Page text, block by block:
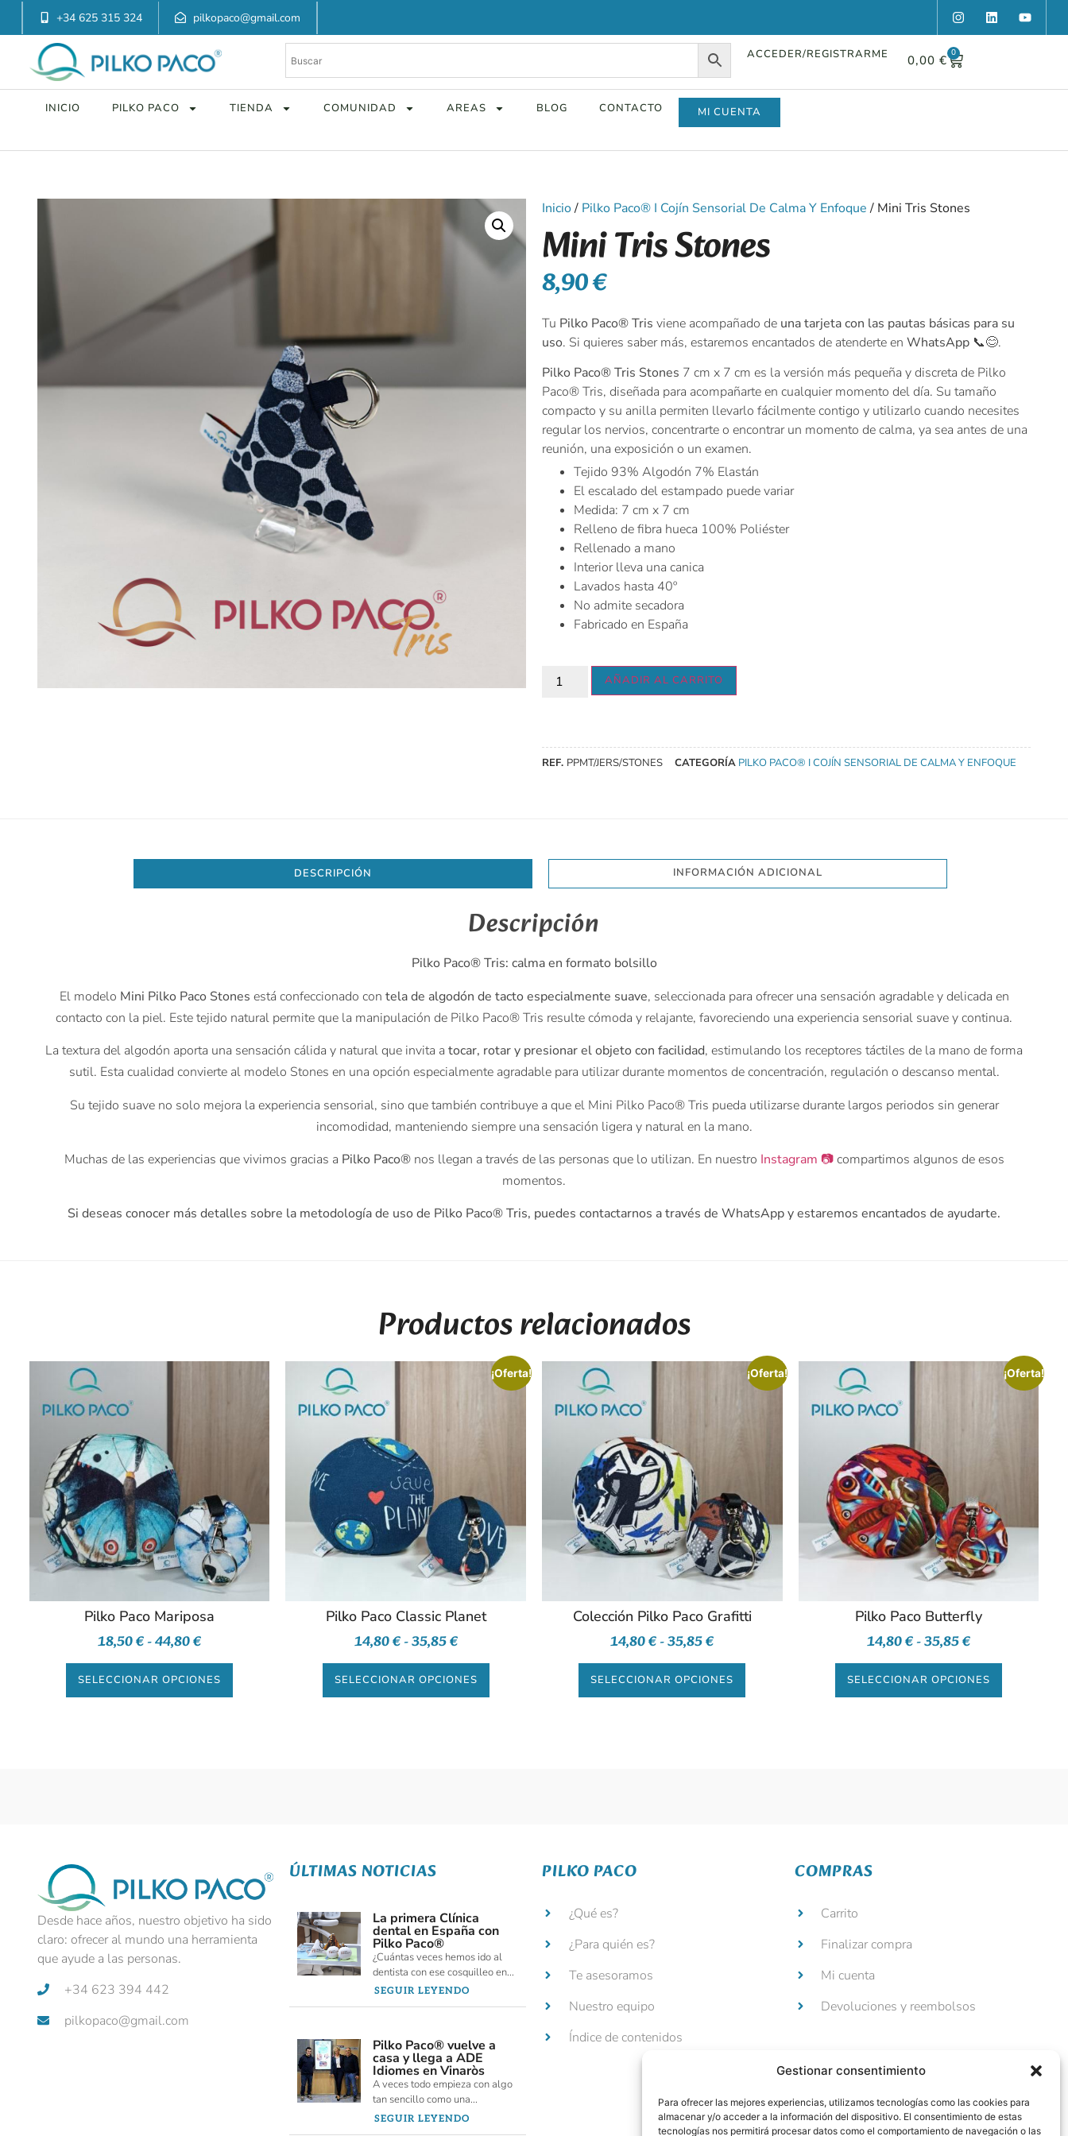
Gestionar consentimiento
Para ofrecer las mejores experiencias, utilizamos tecnologías como las cookies para
almacenar y/o acceder a la información del dispositivo. El consentimiento de estas
tecnologías nos permitirá procesar datos como el comportamiento de navegación o las
+34 625 315 324 pilkopaco@gmail.com
ACCEDER/REGISTRARME 0,00€ 0
INICIO PILKO PACO TIENDA COMUNIDAD AREAS BLOG CONTACTO MI CUENTA
Inicio/ Pilko Paco® I Cojín Sensorial De Calma Y Enfoque/ Mini Tris Stones
Mini Tris Stones
8,90€
Tu Pilko Paco® Tris viene acompañado de una tarjeta con las pautas básicas para su
uso. Si quieres saber más, estaremos encantados de atenderte en WhatsApp 📞😊.
Pilko Paco® Tris Stones 7 cm x 7 cm es la versión más pequeña y discreta de Pilko
Paco® Tris, diseñada para acompañarte en cualquier momento del día. Su tamaño
compacto y su anilla permiten llevarlo fácilmente contigo y utilizarlo cuando necesites
regular los nervios, concentrarte o encontrar un momento de calma, ya sea antes de una
reunión, una exposición o un examen.
Tejido 93% Algodón 7% Elastán
El escalado del estampado puede variar
Medida: 7 cm x 7 cm
Relleno de fibra hueca 100% Poliéster
Rellenado a mano
Interior lleva una canica
Lavados hasta 40º
No admite secadora
Fabricado en España
AÑADIR AL CARRITO
REF. PPMT/JERS/STONES CATEGORÍA PILKO PACO® I COJÍN SENSORIAL DE CALMA Y ENFOQUE
DESCRIPCIÓN INFORMACIÓN ADICIONAL
Descripción
Pilko Paco® Tris: calma en formato bolsillo
El modelo Mini Pilko Paco Stones está confeccionado con tela de algodón de tacto especialmente suave, seleccionada para ofrecer una sensación agradable y delicada en
contacto con la piel. Este tejido natural permite que la manipulación de Pilko Paco® Tris resulte cómoda y relajante, favoreciendo una experiencia sensorial suave y continua.
La textura del algodón aporta una sensación cálida y natural que invita a tocar, rotar y presionar el objeto con facilidad, estimulando los receptores táctiles de la mano de forma
sutil. Esta cualidad convierte al modelo Stones en una opción especialmente agradable para utilizar durante momentos de concentración, regulación o descanso mental.
Su tejido suave no solo mejora la experiencia sensorial, sino que también contribuye a que el Mini Pilko Paco® Tris pueda utilizarse durante largos periodos sin generar
incomodidad, manteniendo siempre una sensación ligera y natural en la mano.
Muchas de las experiencias que vivimos gracias a Pilko Paco®nos llegan a través de las personas que lo utilizan. En nuestro Instagram 📷compartimos algunos de esos
momentos.
Si deseas conocer más detalles sobre la metodología de uso de Pilko Paco® Tris, puedes contactarnos a través de WhatsApp y estaremos encantados de ayudarte.
Productos relacionados
Pilko Paco Mariposa
18,50€-44,80€
SELECCIONAR OPCIONES
¡Oferta!
Pilko Paco Classic Planet
14,80€-35,85€
SELECCIONAR OPCIONES
¡Oferta!
Colección Pilko Paco Grafitti
14,80€-35,85€
SELECCIONAR OPCIONES
¡Oferta!
Pilko Paco Butterfly
14,80€-35,85€
SELECCIONAR OPCIONES
Desde hace años, nuestro objetivo ha sido
claro: ofrecer al mundo una herramienta
que ayude a las personas.
+34 623 394 442
pilkopaco@gmail.com
ÚLTIMAS NOTICIAS
La primera Clínica
dental en España con
Pilko Paco®
¿Cuántas veces hemos ido al
dentista con ese cosquilleo en...
SEGUIR LEYENDO
Pilko Paco® vuelve a
casa y llega a ADE
Idiomes en Vinaròs
A veces todo empieza con algo
tan sencillo como una...
SEGUIR LEYENDO
PILKO PACO
¿Qué es?
¿Para quién es?
Te asesoramos
Nuestro equipo
Índice de contenidos
COMPRAS
Carrito
Finalizar compra
Mi cuenta
Devoluciones y reembolsos